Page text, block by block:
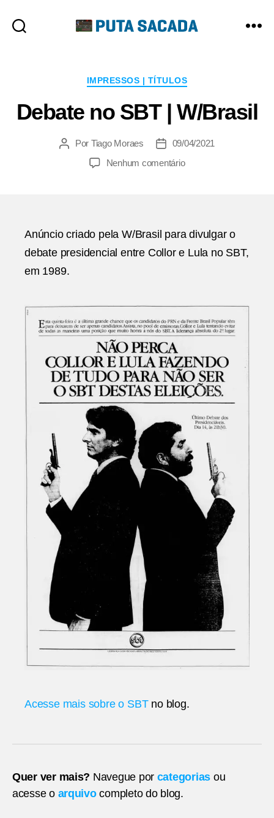
Categorias
IMPRESSOS | TÍTULOS
Debate no SBT | W/Brasil
Autor
Por Tiago Moraes
Data09/04/2021
Nenhum comentárioem
W/Brasil
Anúncio criado pela W/Brasil para divulgar o
debate presidencial entre Collor e Lula no SBT,
em 1989.
Acesse mais sobre o SBTno blog.
Quer ver mais? Navegue por categorias ou
acesse o arquivocompleto do blog.